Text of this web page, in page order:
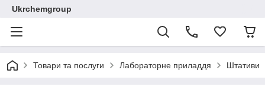
Ukrchemgroup
Товари та послуги Лабораторне приладдя Штативи